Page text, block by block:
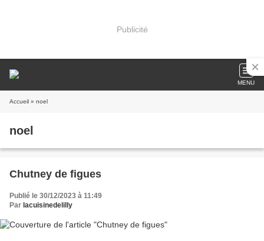
Publicité
MENU
Accueil » noel
noel
Chutney de figues
Publié le 30/12/2023 à 11:49
Par lacuisinedelilly